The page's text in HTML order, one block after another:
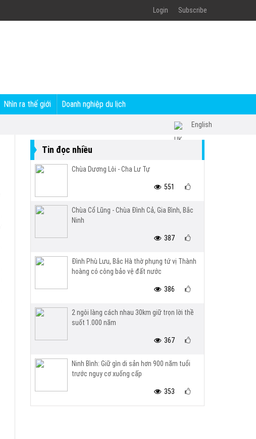
Login Subscribe
Nhìn ra thế giới Doanh nghiệp du lịch
English
Tin đọc nhiều
Chùa Dương Lôi - Cha Lư Tự
551
Chùa Cổ Lũng - Chùa Đình Cả, Gia Bình, Bắc
Ninh
387
Đình Phù Lưu, Bắc Hà thờ phụng tứ vị Thành
hoàng có công bảo vệ đất nước
386
2 ngôi làng cách nhau 30km giữ trọn lời thề
suốt 1.000 năm
367
Ninh Bình: Giữ gìn di sản hơn 900 năm tuổi
trước nguy cơ xuống cấp
353